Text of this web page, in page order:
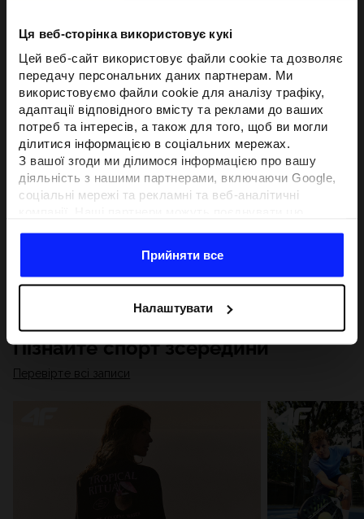
Ця веб-сторінка використовує кукі
Цей веб-сайт використовує файли cookie та дозволяє
передачу персональних даних партнерам. Ми
використовуємо файли cookie для аналізу трафіку,
адаптації відповідного вмісту та реклами до ваших
потреб та інтересів, а також для того, щоб ви могли
ділитися інформацією в соціальних мережах.
З вашої згоди ми ділимося інформацією про вашу
діяльність з нашими партнерами, включаючи Google,
соціальні мережі та рекламні та веб-аналітичні
отримують у результаті використання вами їхніх
послуг.З вашої згоди ми також можемо ділитися
з метою націлювання та покращення відображення
відповідної онлайн-реклами, проведення аналітики,
відповідності вмісту та вдосконалення рішень, які
пропонують наші партнери (наприклад, соціальні
мережі). Детальну інформацію можна знайти в нашій
та в розділі «Деталі».
Прийняти все
Налаштувати
Пізнайте спорт зсередини
Перевірте всі записи